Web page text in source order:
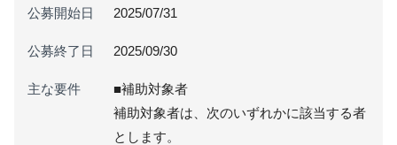
公募開始日 2025/07/31
公募終了日 2025/09/30
主な要件
■補助対象者
補助対象者は、次のいずれかに該当する者
とします。